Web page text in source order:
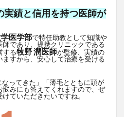
実績と信用を持つ医師が
医学部で特任助教として知識や
であり、提携クリニックである
する牧野 潤医師が監修、実績の
すから、安心して治療を受ける
なってきた」「薄毛とともに頭が
みにも答えてくれますので、ぜ
ていただきたいですね。